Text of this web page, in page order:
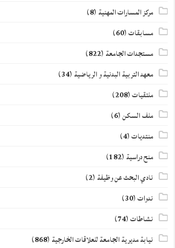
مركز المسارات المهنية (8)
مسابقات(60)
مستجدات الجامعة (822)
معهد التربية البدنية و الرياضية (34)
ملتقيات(208)
ملف السكن(6)
منتديات(4)
منح دراسية (182)
نادي البحث عن وظيفة (2)
ندوات(30)
نشاطات(74)
نيابة مديرية الجامعة للعلاقات الخارجية (868)